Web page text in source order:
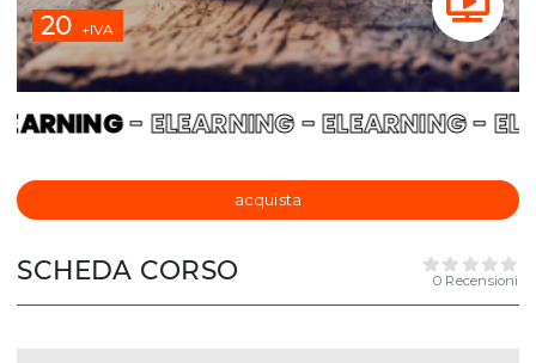
20 +IVA
- ELEARNING - ELEARNING -
acquista
SCHEDA CORSO 0 Recensioni